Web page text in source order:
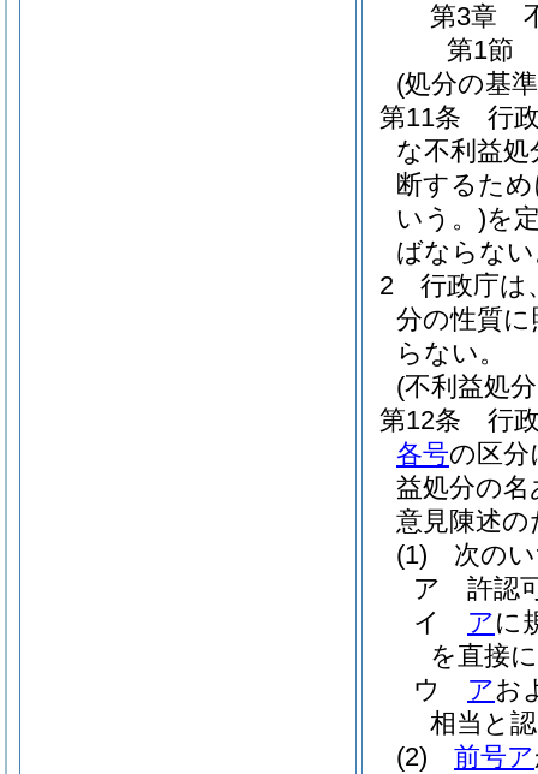
第3章
第1節
(処分の基
第11条
行
な不利益
断するた
いう。)を
ばならな
2
行政庁は
分の性質
らない。
(不利益処
第12条
行
各号の区分
益処分の
意見陳述
(1)
次の
ア
許認
イ
アに
を直接
ウ
アお
相当と
(2)
前号ア